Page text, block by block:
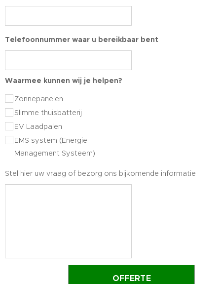
Telefoonnummer waar u bereikbaar bent
Waarmee kunnen wij je helpen?
Zonnepanelen
Slimme thuisbatterij
EV Laadpalen
EMS system (Energie
Management Systeem)
Stel hier uw vraag of bezorg ons bijkomende informatie
OFFERTE